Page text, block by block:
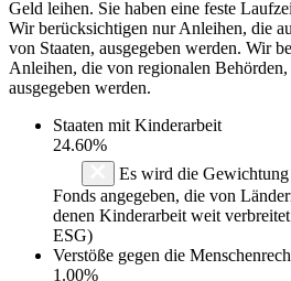
Geld leihen. Sie haben eine feste
Wir berücksichtigen nur Anleihen, die
von Staaten, ausgegeben werden. Wir
Anleihen, die von regionalen
ausgegeben werden.
Staaten mit Kinderarbeit
24.60%
Es wird die
Fonds angegeben, die von
denen Kinderarbeit weit
ESG)
Verstöße gegen die
1.00%